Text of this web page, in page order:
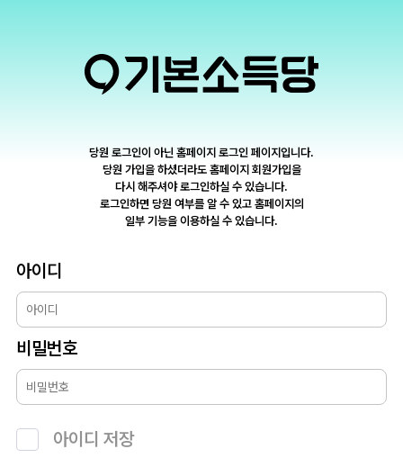
당원 로그인이 아닌 홈페이지 로그인 페이지입니다.
당원 가입을 하셨더라도 홈페이지 회원가입을
다시 해주셔야 로그인하실 수 있습니다.
로그인하면 당원 여부를 알 수 있고 홈페이지의
일부 기능을 이용하실 수 있습니다.
아이디
비밀번호
아이디 저장